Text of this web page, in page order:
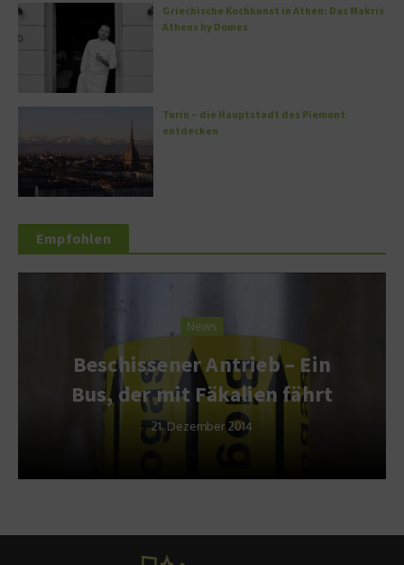
Griechische Kochkunst in Athen: Das Makris
Athens by Domes
Turin – die Hauptstadt des Piemont
entdecken
Empfohlen
News
Beschissener Antrieb – Ein
Bus, der mit Fäkalien fährt
21. Dezember 2014